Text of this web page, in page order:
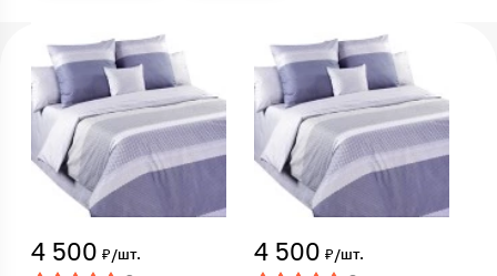
4 500 ₽/шт.
4 500 ₽/шт.